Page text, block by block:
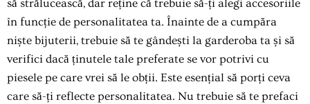
să strălucească, dar reține că trebuie să-ți alegi accesoriile
în funcție de personalitatea ta. Înainte de a cumpăra
niște bijuterii, trebuie să te gândești la garderoba ta și să
verifici dacă ținutele tale preferate se vor potrivi cu
piesele pe care vrei să le obții. Este esențial să porți ceva
care să-ți reflecte personalitatea. Nu trebuie să te prefaci